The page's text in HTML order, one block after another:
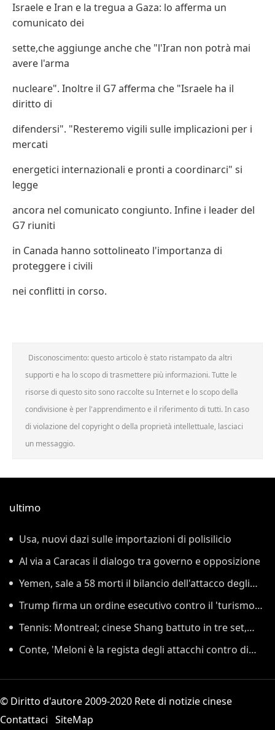
Israele e Iran e la tregua a Gaza: lo afferma un
comunicato dei
sette,che aggiunge anche che "l'Iran non potrà mai
avere l'arma
nucleare". Inoltre il G7 afferma che "Israele ha il
diritto di
difendersi". "Resteremo vigili sulle implicazioni per i
mercati
energetici internazionali e pronti a coordinarci" si
legge
ancora nel comunicato congiunto. Infine i leader del
G7 riuniti
in Canada hanno sottolineato l'importanza di
proteggere i civili
nei conflitti in corso.
Disconoscimento: questo articolo è stato ristampato da altri
supporti e ha lo scopo di trasmettere più informazioni. Tutte le
risorse di questo sito sono raccolte su Internet e lo scopo della
condivisione è per l'apprendimento e il riferimento di tutti. In caso
di violazione del copyright o della proprietà intellettuale, lasciaci
un messaggio.
ultimo
Usa, nuovi dazi sulle importazioni di polisilicio
Al via a Caracas il dialogo tra governo e opposizione
Yemen, sale a 58 morti il bilancio dell'attacco degli
Houthi
Trump firma un ordine esecutivo contro il 'turismo
delle nascite'
Tennis: Montreal; cinese Shang battuto in tre set,
Darderi agli ottavi
Conte, 'Meloni è la regista degli attacchi contro di
© Diritto d'autore 2009-2020 Rete di notizie cinese
Contattaci SiteMap